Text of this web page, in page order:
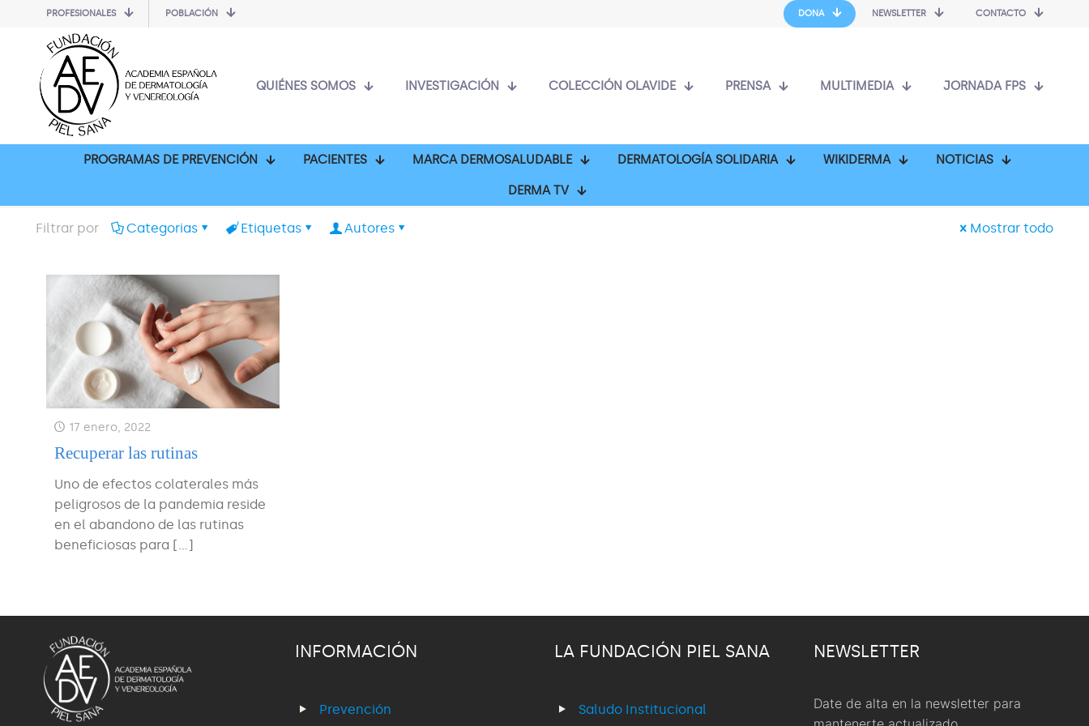
PROFESIONALES POBLACIÓN DONA NEWSLETTER CONTACTO
QUIÉNES SOMOS INVESTIGACIÓN COLECCIÓN OLAVIDE PRENSA MULTIMEDIA JORNADA FPS
PROGRAMAS DE PREVENCIÓN PACIENTES MARCA DERMOSALUDABLE DERMATOLOGÍA SOLIDARIA WIKIDERMA NOTICIAS
DERMA TV
Filtrar por Categorias Etiquetas Autores Mostrar todo
17 enero, 2022
Recuperar las rutinas
Uno de efectos colaterales más
peligrosos de la pandemia reside
en el abandono de las rutinas
beneficiosas para […]
INFORMACIÓN
Prevención
LA FUNDACIÓN PIEL SANA
Saludo Institucional
NEWSLETTER
Date de alta en la newsletter para